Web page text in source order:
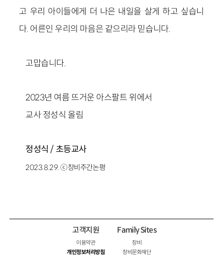
고 우리 아이들에게 더 나은 내일을 살게 하고 싶습니
다. 어른인 우리의 마음은 같으리라 믿습니다.
고맙습니다.
2023년 여름 뜨거운 아스팔트 위에서
교사 정성식 올림
정성식 / 초등교사
2023.8.29. ⓒ창비주간논평
고객지원
이용약관
개인정보처리방침
Family Sites
창비
창비문화재단